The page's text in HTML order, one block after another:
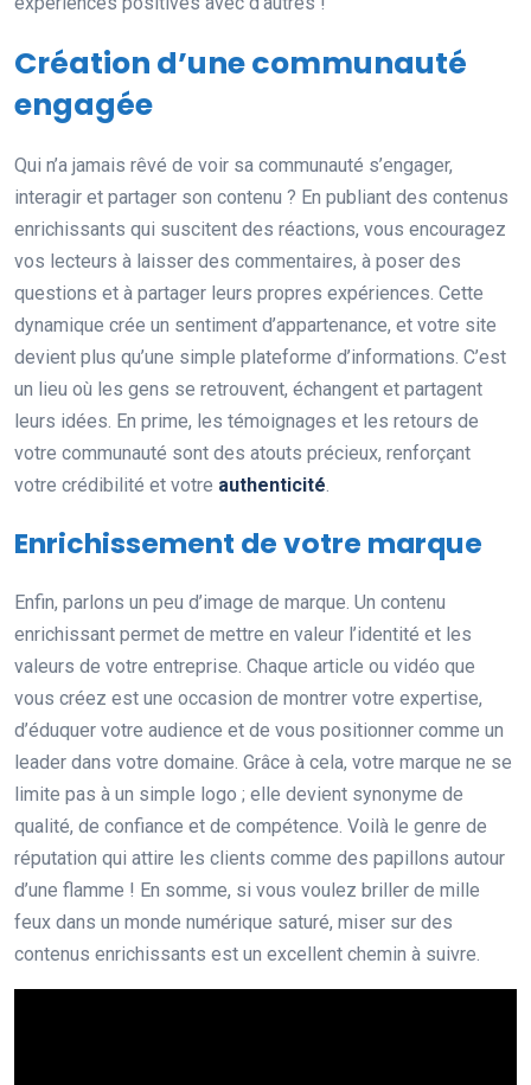
Création d’une communauté
engagée
Qui n’a jamais rêvé de voir sa communauté s’engager,
interagir et partager son contenu ? En publiant des contenus
enrichissants qui suscitent des réactions, vous encouragez
vos lecteurs à laisser des commentaires, à poser des
questions et à partager leurs propres expériences. Cette
dynamique crée un sentiment d’appartenance, et votre site
devient plus qu’une simple plateforme d’informations. C’est
un lieu où les gens se retrouvent, échangent et partagent
leurs idées. En prime, les témoignages et les retours de
votre communauté sont des atouts précieux, renforçant
votre crédibilité et votre authenticité
Enrichissement de votre marque
Enfin, parlons un peu d’image de marque. Un contenu
enrichissant permet de mettre en valeur l’identité et les
valeurs de votre entreprise. Chaque article ou vidéo que
vous créez est une occasion de montrer votre expertise,
d’éduquer votre audience et de vous positionner comme un
leader dans votre domaine. Grâce à cela, votre marque ne se
limite pas à un simple logo ; elle devient synonyme de
qualité, de confiance et de compétence. Voilà le genre de
réputation qui attire les clients comme des papillons autour
d’une flamme ! En somme, si vous voulez briller de mille
feux dans un monde numérique saturé, miser sur des
contenus enrichissants est un excellent chemin à suivre.